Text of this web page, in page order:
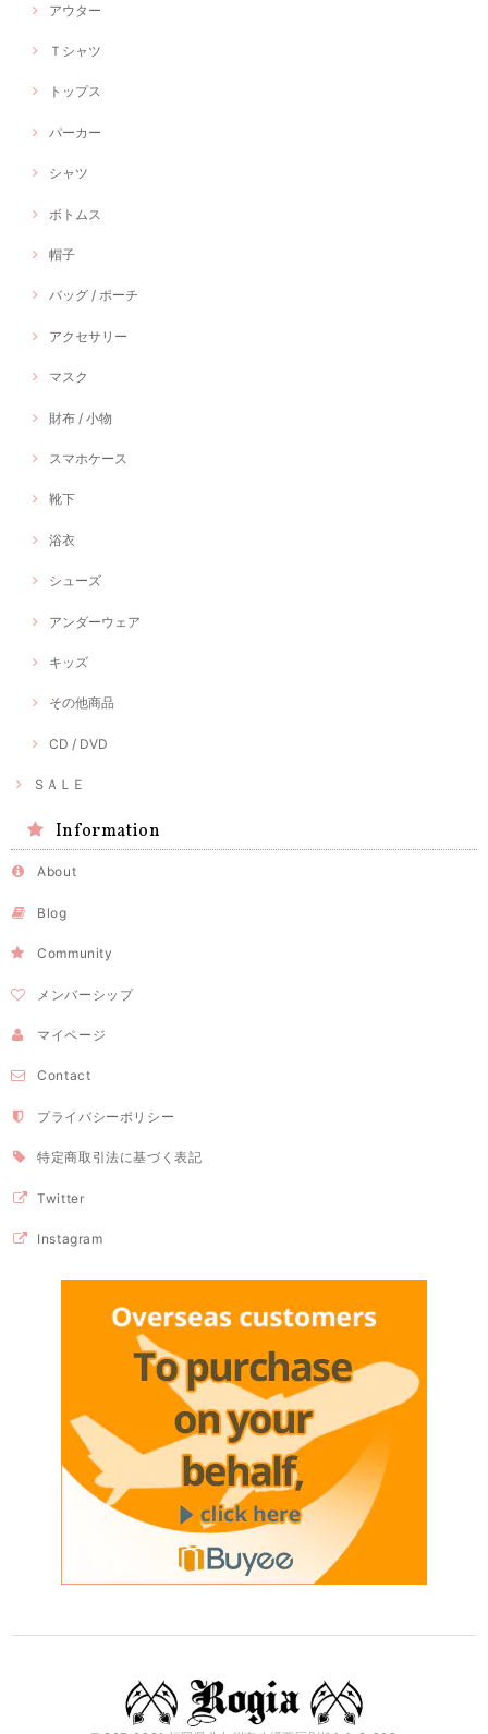
アウター
Ｔシャツ
トップス
パーカー
シャツ
ボトムス
帽子
バッグ / ポーチ
アクセサリー
マスク
財布 / 小物
スマホケース
靴下
浴衣
シューズ
アンダーウェア
キッズ
その他商品
CD / DVD
ＳＡＬＥ
Information
About
Blog
Community
メンバーシップ
マイページ
Contact
プライバシーポリシー
特定商取引法に基づく表記
Twitter
Instagram